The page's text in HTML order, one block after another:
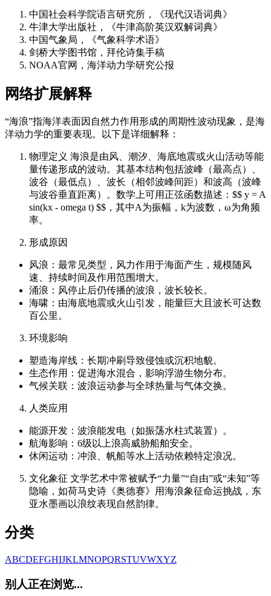
中国社会科学院语言研究所，《现代汉语词典》
牛津大学出版社，《牛津高阶英汉双解词典》
中国气象局，《气象科学术语》
剑桥大学图书馆，拜伦诗集手稿
NOAA官网，海洋动力学研究公报
网络扩展解释
“海浪”指海洋表面因自然力作用形成的周期性波动现象，是海
洋动力学的重要表现。以下是详细解释：
物理定义 海浪是由风、潮汐、海底地震或火山活动等能
量传递形成的波动。其基本结构包括波峰（最高点）、
波谷（最低点）、波长（相邻波峰间距）和波高（波峰
与波谷垂直距离）。数学上可用正弦函数描述：$$ y = A
sin(kx - omega t) $$，其中A为振幅，k为波数，ω为角频
率。
形成原因
风浪：最常见类型，风力作用于海面产生，规模随风
速、持续时间及作用范围增大。
涌浪：风停止后仍传播的波浪，波长较长。
海啸：由海底地震或火山引发，能量巨大且波长可达数
百公里。
环境影响
塑造海岸线：长期冲刷导致侵蚀或沉积地貌。
生态作用：促进海水混合，影响浮游生物分布。
气候关联：波浪运动参与全球热量与气体交换。
人类应用
能源开发：波浪能发电（如振荡水柱式装置）。
航海影响：6级以上浪高威胁船舶安全。
休闲运动：冲浪、帆船等水上活动依赖特定浪况。
文化象征 文学艺术中常被赋予“力量”“自由”或“未知”等
隐喻，如荷马史诗《奥德赛》用海浪象征命运挑战，东
亚水墨画以浪纹表现自然韵律。
分类
ABCDEFGHIJKLMNOPQRSTUVWXYZ
别人正在浏览...